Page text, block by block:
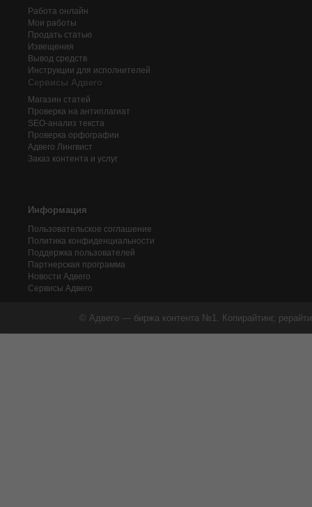
Работа онлайн
Мои работы
Продать статью
Извещения
Вывод средств
Инструкции для исполнителей
Сервисы Адвего
Магазин статей
Проверка на антиплагиат
SEO-анализ текста
Проверка орфографии
Адвего Лингвист
Заказ контента и услуг
Информация
Пользовательское соглашение
Политика конфиденциальности
Поддержка пользователей
Партнерская программа
Новости Адвего
Сервисы Адвего
© Адвего — биржа контента №1. Копирайтинг,